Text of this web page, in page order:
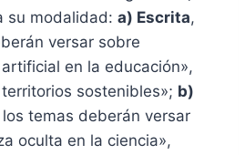
su modalidad: a) Escrita,
versar sobre
en la educación»,
sostenibles»; b)
los temas deberán versar
oculta en la ciencia»,